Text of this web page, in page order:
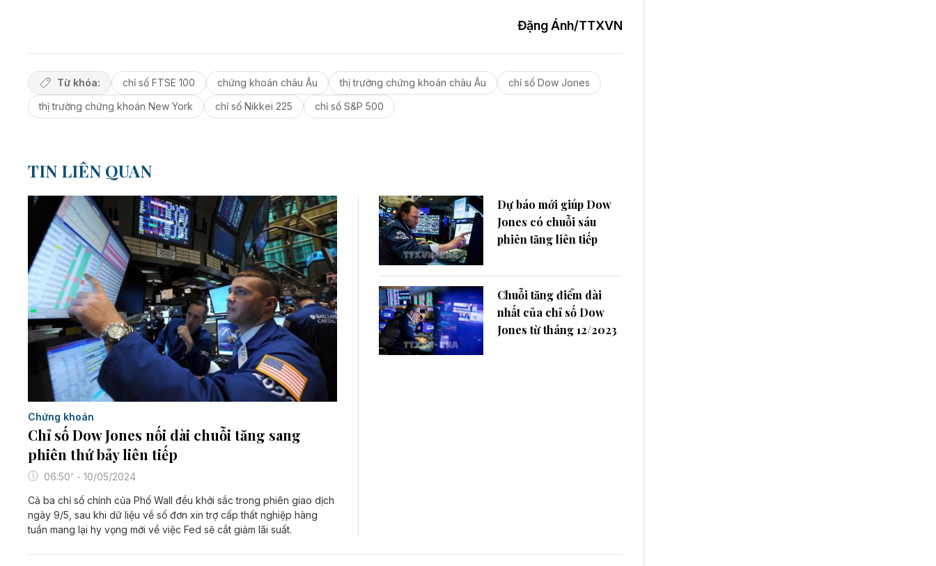
Đặng Ánh/TTXVN
Từ khóa: chỉ số FTSE 100 chứng khoán châu Âu thị trường chứng khoán châu Âu
chỉ số Dow Jones
thị trường chứng khoán New York
chỉ số Nikkei 225 chỉ số S&P 500
TIN LIÊN QUAN
Chứng khoán
Chỉ số Dow Jones nối dài chuỗi tăng sang
phiên thứ bảy liên tiếp
06:50' - 10/05/2024
Cả ba chỉ số chính của Phố Wall đều khởi sắc trong phiên giao dịch
ngày 9/5, sau khi dữ liệu về số đơn xin trợ cấp thất nghiệp hàng
tuần mang lại hy vọng mới về việc Fed sẽ cắt giảm lãi suất.
Dự báo mới giúp Dow
Jones có chuỗi sáu
phiên tăng liên tiếp
Chuỗi tăng điểm dài
nhất của chỉ số Dow
Jones từ tháng 12/2023